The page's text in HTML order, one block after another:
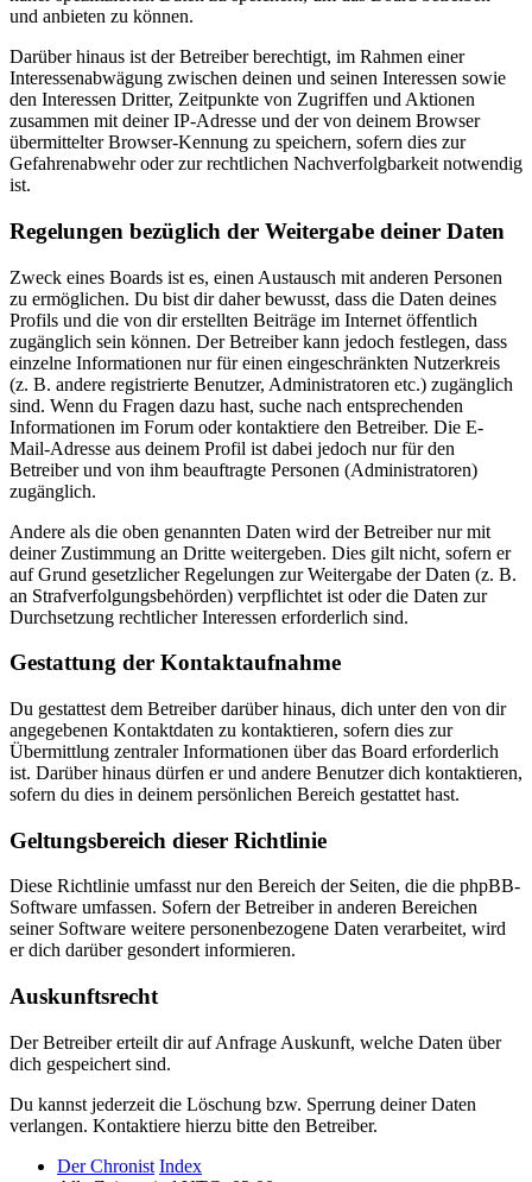
und anbieten zu können.
Darüber hinaus ist der Betreiber berechtigt, im Rahmen einer
Interessenabwägung zwischen deinen und seinen Interessen sowie
den Interessen Dritter, Zeitpunkte von Zugriffen und Aktionen
zusammen mit deiner IP-Adresse und der von deinem Browser
übermittelter Browser-Kennung zu speichern, sofern dies zur
Gefahrenabwehr oder zur rechtlichen Nachverfolgbarkeit notwendig
ist.
Regelungen bezüglich der Weitergabe deiner Daten
Zweck eines Boards ist es, einen Austausch mit anderen Personen
zu ermöglichen. Du bist dir daher bewusst, dass die Daten deines
Profils und die von dir erstellten Beiträge im Internet öffentlich
zugänglich sein können. Der Betreiber kann jedoch festlegen, dass
einzelne Informationen nur für einen eingeschränkten Nutzerkreis
(z. B. andere registrierte Benutzer, Administratoren etc.) zugänglich
sind. Wenn du Fragen dazu hast, suche nach entsprechenden
Informationen im Forum oder kontaktiere den Betreiber. Die E-
Mail-Adresse aus deinem Profil ist dabei jedoch nur für den
Betreiber und von ihm beauftragte Personen (Administratoren)
zugänglich.
Andere als die oben genannten Daten wird der Betreiber nur mit
deiner Zustimmung an Dritte weitergeben. Dies gilt nicht, sofern er
auf Grund gesetzlicher Regelungen zur Weitergabe der Daten (z. B.
an Strafverfolgungsbehörden) verpflichtet ist oder die Daten zur
Durchsetzung rechtlicher Interessen erforderlich sind.
Gestattung der Kontaktaufnahme
Du gestattest dem Betreiber darüber hinaus, dich unter den von dir
angegebenen Kontaktdaten zu kontaktieren, sofern dies zur
Übermittlung zentraler Informationen über das Board erforderlich
ist. Darüber hinaus dürfen er und andere Benutzer dich kontaktieren,
sofern du dies in deinem persönlichen Bereich gestattet hast.
Geltungsbereich dieser Richtlinie
Diese Richtlinie umfasst nur den Bereich der Seiten, die die phpBB-
Software umfassen. Sofern der Betreiber in anderen Bereichen
seiner Software weitere personenbezogene Daten verarbeitet, wird
er dich darüber gesondert informieren.
Auskunftsrecht
Der Betreiber erteilt dir auf Anfrage Auskunft, welche Daten über
dich gespeichert sind.
Du kannst jederzeit die Löschung bzw. Sperrung deiner Daten
verlangen. Kontaktiere hierzu bitte den Betreiber.
Der Chronist Index